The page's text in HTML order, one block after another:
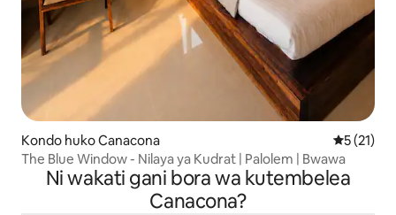
Kondo huko Canacona Ukadiriaji
5 (21)
The Blue Window - Nilaya ya Kudrat | Palolem | Bwawa
Ni wakati gani bora wa kutembelea
Canacona?